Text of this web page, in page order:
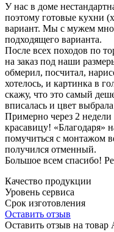
У нас в доме
поэтому готовые кухни
вариант. Мы с мужем
подходящего варианта.
После всех походов по
на заказ под наши
обмерил, посчитал,
хотелось, и картинка в
скажу, что это самый
вписалась и цвет
Примерно через 2
красавицу!
помучиться с монтажом
получился отменный.
Большое всем спасибо!
Качество продукции
Уровень сервиса
Срок изготовления
Оставить отзыв
Оставить отзыв на товар